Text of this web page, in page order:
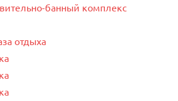
банный комплекс
отдыха